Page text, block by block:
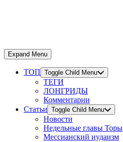
Expand Menu
ТОП Toggle Child Menu
ТЕГИ
ЛОНГРИДЫ
Комментарии
Статьи Toggle Child Menu
Новости
Недельные главы Торы
Мессианский иудаизм